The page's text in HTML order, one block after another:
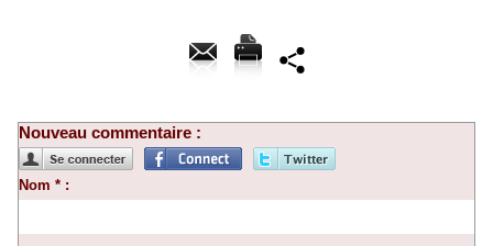
Nouveau commentaire :
Nom * :